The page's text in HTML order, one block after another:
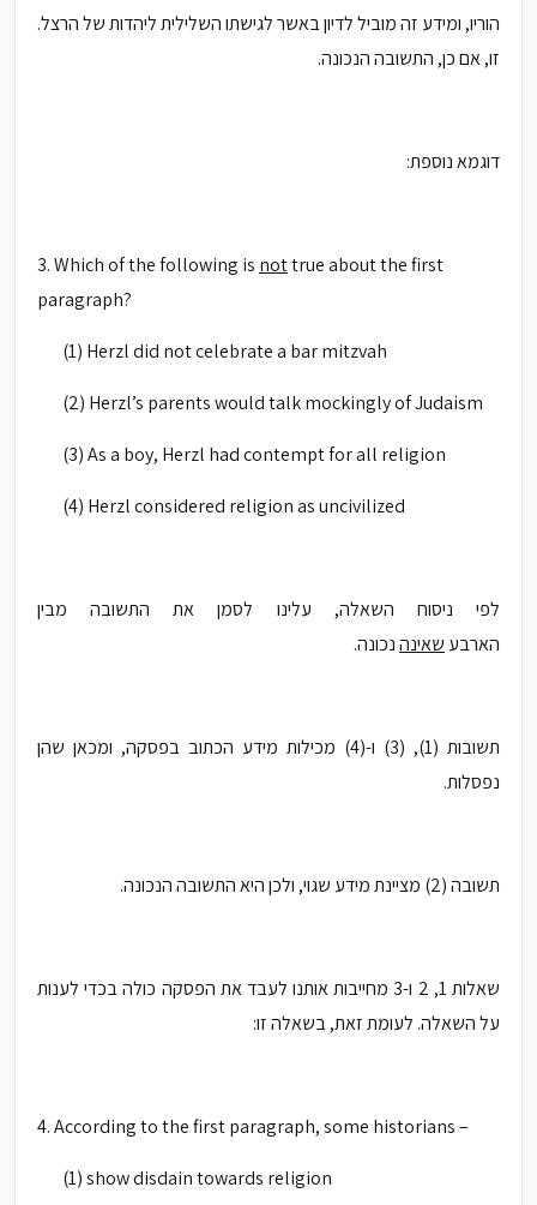
הוריו, ומידע זה מוביל לדיון באשר לגישתו השלילית ליהדות של הרצל.
זו, אם כן, התשובה הנכונה.
דוגמא נוספת:
3. Which of the following is nottrue about the first
paragraph?
(1) Herzl did not celebrate a bar mitzvah
(2) Herzl’s parents would talk mockingly of Judaism
(3) As a boy, Herzl had contempt for all religion
(4) Herzl considered religion as uncivilized
לפי ניסוח השאלה, עלינו לסמן את התשובה מבין
הארבע שאינהנכונה.
תשובות (1), (3) ו-(4) מכילות מידע הכתוב בפסקה, ומכאן שהן
נפסלות.
תשובה (2) מציינת מידע שגוי, ולכן היא התשובה הנכונה.
שאלות 1, 2 ו-3 מחייבות אותנו לעבד את הפסקה כולה בכדי לענות
על השאלה. לעומת זאת, בשאלה זו:
4. According to the first paragraph, some historians –
(1) show disdain towards religion